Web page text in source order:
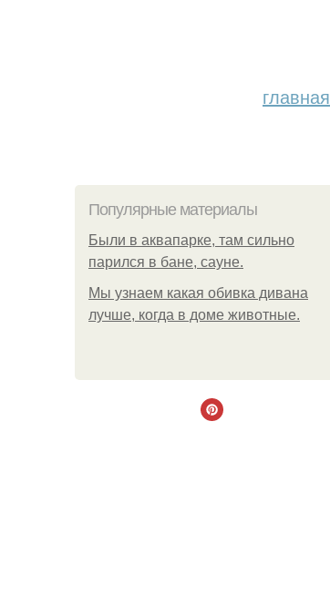
главная
Популярные материалы
Были в аквапарке, там сильно
парился в бане, сауне.
Мы узнаем какая обивка дивана
лучше, когда в доме животные.